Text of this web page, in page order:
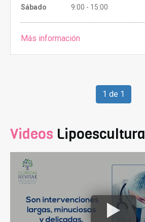
Sábado
9:00 - 15:00
Más información
1 de 1
Videos Lipoescultura